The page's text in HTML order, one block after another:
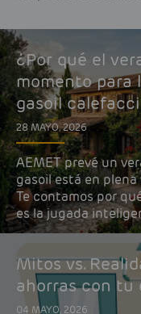
¿Por qué el
momento para
gasoil
28 MAYO, 2026
AEMET prevé un
gasoil está en
Te contamos por
es la jugada
Mitos vs.
ahorras con tu
04 MAYO, 2026